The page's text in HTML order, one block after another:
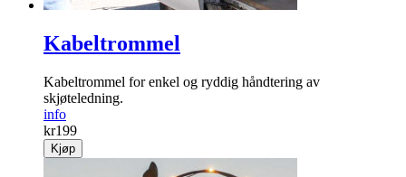
Kabeltrommel
Kabel­trommel for enkel og ryddig hånd­tering av
skjøteledning.
info
kr199
Kjøp